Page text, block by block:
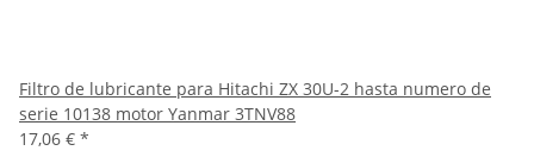
Filtro de lubricante para Hitachi ZX 30U-2 hasta numero de
serie 10138 motor Yanmar 3TNV88
17,06 € *